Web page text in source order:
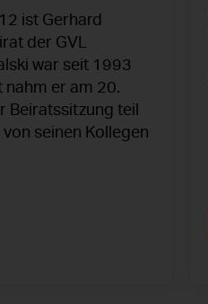
ist Gerhard
der GVL
war seit 1993
er am 20.
Beiratssitzung teil
seinen Kollegen